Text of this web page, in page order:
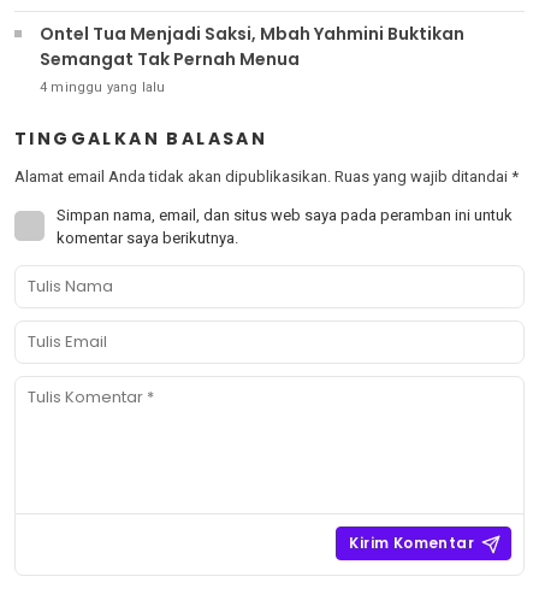
Ontel Tua Menjadi Saksi, Mbah Yahmini Buktikan
Semangat Tak Pernah Menua
4 minggu yang lalu
TINGGALKAN BALASAN
Alamat email Anda tidak akan dipublikasikan. Ruas yang wajib ditandai *
Simpan nama, email, dan situs web saya pada peramban ini untuk
komentar saya berikutnya.